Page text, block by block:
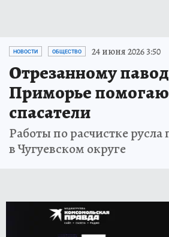
НОВОСТИ ОБЩЕСТВО 24 июня 2026 3:50
Отрезанному
Приморье
спасатели
Работы по расчистке
в Чугуевском округе